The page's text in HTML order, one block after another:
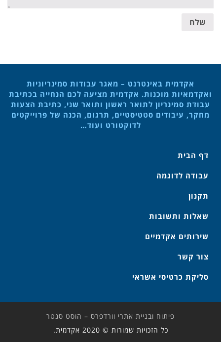
שלח
אקדמית באינטרנט – מאגר עבודות סמינריוניות
ואקדמאיות מוכנות. אקדמית מציעה לכם הנחייה בכתיבת
עבודת סמינריון לתואר ראשון ותואר שני, כתיבת הצעות
מחקר, עיבודים סטטיסטיים, תרגום, הכנה של פרוייקטים
לדוקטורט ועוד…
דף הבית
עבודה לדוגמה
תקנון
שאלות ותשובות
שירותים אקדמיים
צור קשר
סליקת כרטיסי אשראי
פיתוח ובניית אתרי וורדפרס – הוסט סנטר
כל הזכויות שמורות © 2020 אקדמית.